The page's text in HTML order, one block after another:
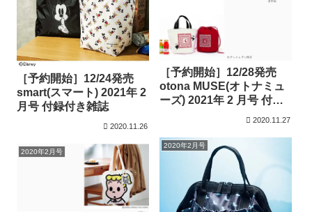
［予約開始］12/28発売
otona MUSE(オトナミュ
ーズ) 2021年 2 月号 付録
2020.11.27
［予約開始］12/24発売
smart(スマート) 2021年 2
月号 付録付き雑誌
2020.11.26
2020年2月号
2020年2月号